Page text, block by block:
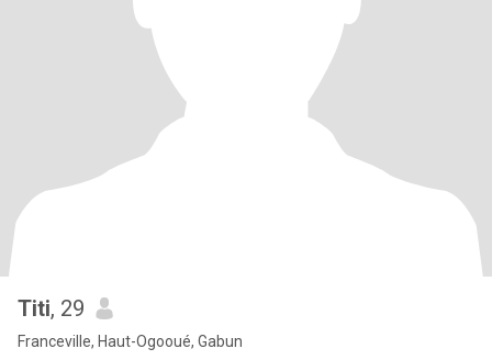
Titi, 29
Franceville, Haut-Ogooué, Gabun